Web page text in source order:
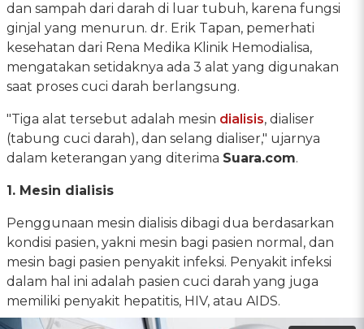
dan sampah dari darah di luar tubuh, karena fungsi
ginjal yang menurun. dr. Erik Tapan, pemerhati
kesehatan dari Rena Medika Klinik Hemodialisa,
mengatakan setidaknya ada 3 alat yang digunakan
saat proses cuci darah berlangsung.
"Tiga alat tersebut adalah mesin dialisis, dialiser
(tabung cuci darah), dan selang dialiser," ujarnya
dalam keterangan yang diterima Suara.com.
1. Mesin dialisis
Penggunaan mesin dialisis dibagi dua berdasarkan
kondisi pasien, yakni mesin bagi pasien normal, dan
mesin bagi pasien penyakit infeksi. Penyakit infeksi
dalam hal ini adalah pasien cuci darah yang juga
memiliki penyakit hepatitis, HIV, atau AIDS.